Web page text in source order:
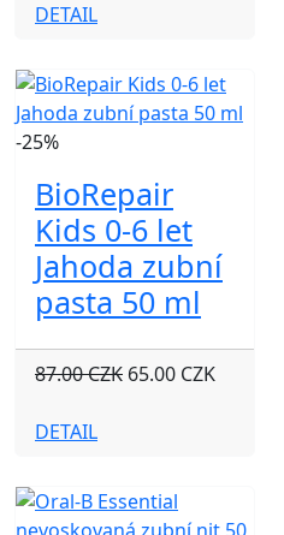
DETAIL
-25%
BioRepair
Kids 0-6 let
Jahoda zubní
pasta 50 ml
87.00 CZK 65.00 CZK
DETAIL